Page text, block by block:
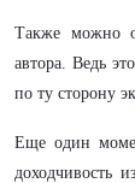
Также можно
автора. Ведь
по ту сторону
Еще один
доходчивость